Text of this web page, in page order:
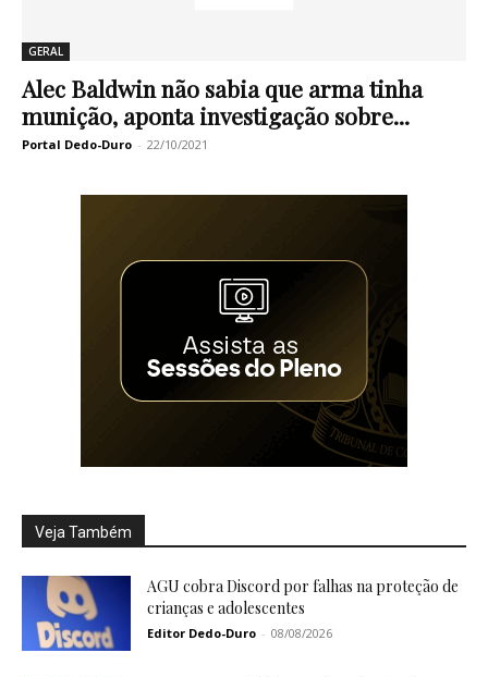
GERAL
Alec Baldwin não sabia que arma tinha
munição, aponta investigação sobre...
Portal Dedo-Duro - 22/10/2021
Veja Também
AGU cobra Discord por falhas na proteção de
crianças e adolescentes
Editor Dedo-Duro - 08/08/2026